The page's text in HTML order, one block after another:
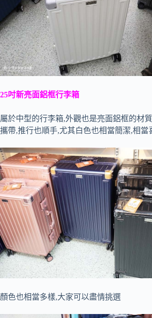
25吋新亮面鋁框行李箱
屬於中型的行李箱,外觀也是亮面鋁框的材
攜帶,推行也順手,尤其白色也相當簡潔,相當
顏色也相當多樣,大家可以盡情挑選